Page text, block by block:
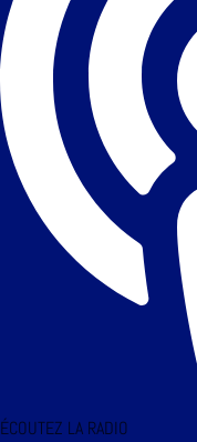
ÉCOUTEZ LA RADIO